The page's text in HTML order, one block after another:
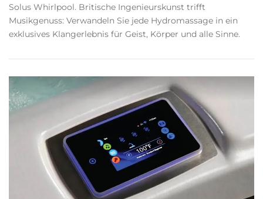
Solus Whirlpool. Britische Ingenieurskunst trifft
Musikgenuss: Verwandeln Sie jede Hydromassage in ein
exklusives Klangerlebnis für Geist, Körper und alle Sinne.